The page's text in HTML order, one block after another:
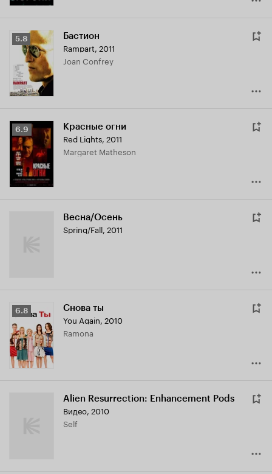
Рейтинг
Кинопоиска
5.8
5.8 Бастион
Rampart, 2011
Joan Confrey
Рейтинг
Кинопоиска
6.9
6.9 Красные огни
Red Lights, 2011
Margaret Matheson
Весна/Осень
Spring/Fall, 2011
Рейтинг
Кинопоиска
6.8
6.8 Снова ты
You Again, 2010
Ramona
Alien Resurrection: Enhancement Pods
Видео, 2010
Self